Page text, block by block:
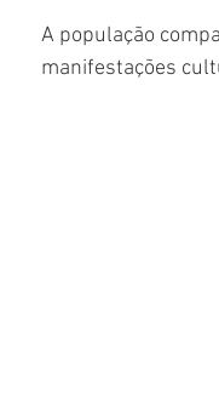
A população
manifestações